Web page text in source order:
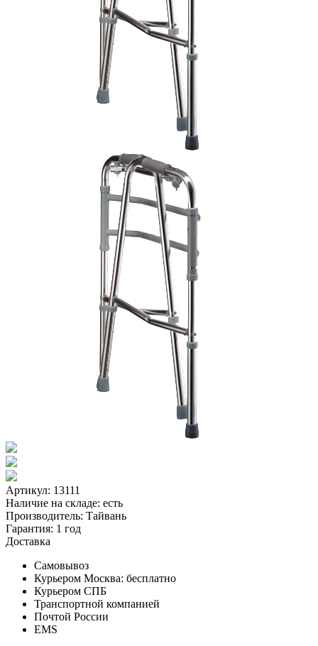
Артикул: 13111
Наличие на складе: есть
Производитель: Тайвань
Гарантия: 1 год
Доставка
Самовывоз
Курьером Москва: бесплатно
Курьером СПБ
Транспортной компанией
Почтой России
EMS